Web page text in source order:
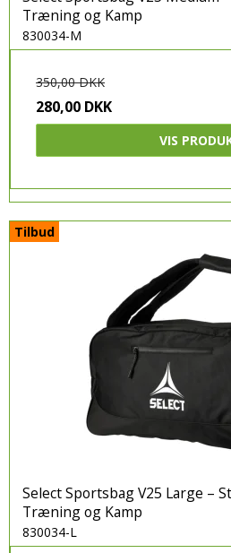
Træning og Kamp
830034-M
350,00 DKK
280,00 DKK
VIS
Tilbud
Select Sportsbag V25 Large –
Træning og Kamp
830034-L